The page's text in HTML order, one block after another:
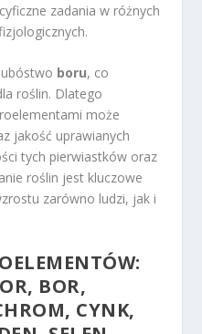
zadania w różnych
boru, co
roślin. Dlatego
może
jakość uprawianych
tych pierwiastków oraz
roślin jest kluczowe
zarówno ludzi, jak i
BOR,
CYNK,